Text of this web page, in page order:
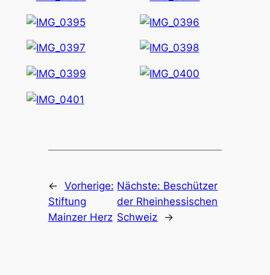
← Vorherige:
Stiftung
Mainzer Herz
Nächste: Beschützer
der Rheinhessischen
Schweiz
→